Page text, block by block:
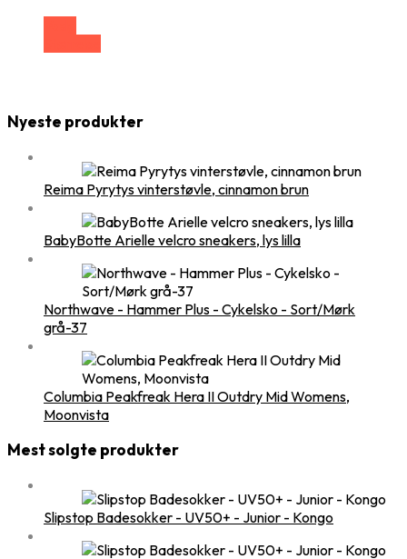
Nyeste produkter
Reima Pyrytys vinterstøvle, cinnamon brun
BabyBotte Arielle velcro sneakers, lys lilla
Northwave - Hammer Plus - Cykelsko - Sort/Mørk
grå-37
Columbia Peakfreak Hera II Outdry Mid Womens,
Moonvista
Mest solgte produkter
Slipstop Badesokker - UV50+ - Junior - Kongo